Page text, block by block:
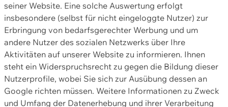
seiner Website. Eine solche Auswertung erfolgt
insbesondere (selbst für nicht eingeloggte Nutzer) zur
Erbringung von bedarfsgerechter Werbung und um
andere Nutzer des sozialen Netzwerks über Ihre
Aktivitäten auf unserer Website zu informieren. Ihnen
steht ein Widerspruchsrecht zu gegen die Bildung dieser
Nutzerprofile, wobei Sie sich zur Ausübung dessen an
Google richten müssen. Weitere Informationen zu Zweck
und Umfang der Datenerhebung und ihrer Verarbeitung